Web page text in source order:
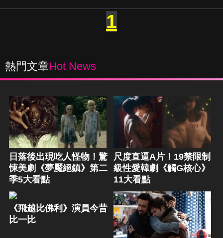
1
熱門文章Hot News
日落後出現吃人怪物！驚
悚美劇《夢魘絕鎮》第二
季5大看點
尺度直逼A片！19禁限制
級性愛韓劇《觸G核心》
11大看點
《飛越比佛利》演員今昔
比一比